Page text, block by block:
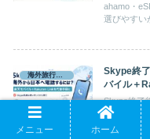
ahamo・
選びやすい
Skype終
バイル＋
Skype終了
Skype残高
Rakuten
メニュー ホーム